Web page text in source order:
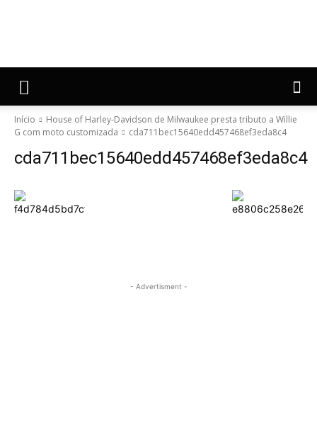
Início
House of Harley-Davidson de Milwaukee presta tributo a Willie
G com moto customizada
cda711bec15640edd457468ef3eda8c4
cda711bec15640edd457468ef3eda8c4
- Advertisment -